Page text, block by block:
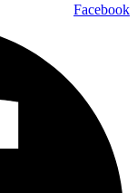
Facebook